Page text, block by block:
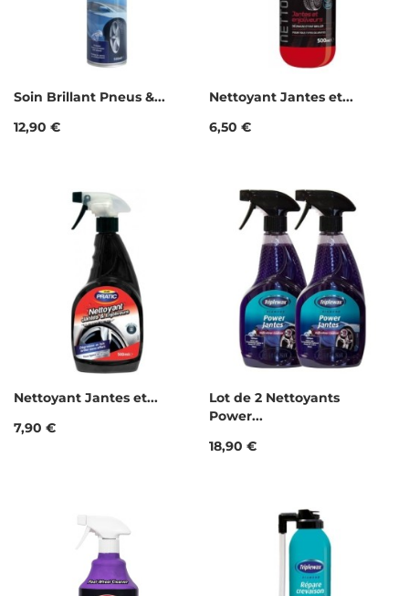
Soin Brillant Pneus &...
Prix
12,90 €
Nettoyant Jantes et...
Prix
6,50 €
Nettoyant Jantes et...
Prix
7,90 €
Lot de 2 Nettoyants
Power...
Prix
18,90 €